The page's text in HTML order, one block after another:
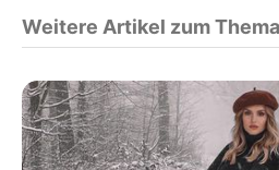
Weitere Artikel zum Thema